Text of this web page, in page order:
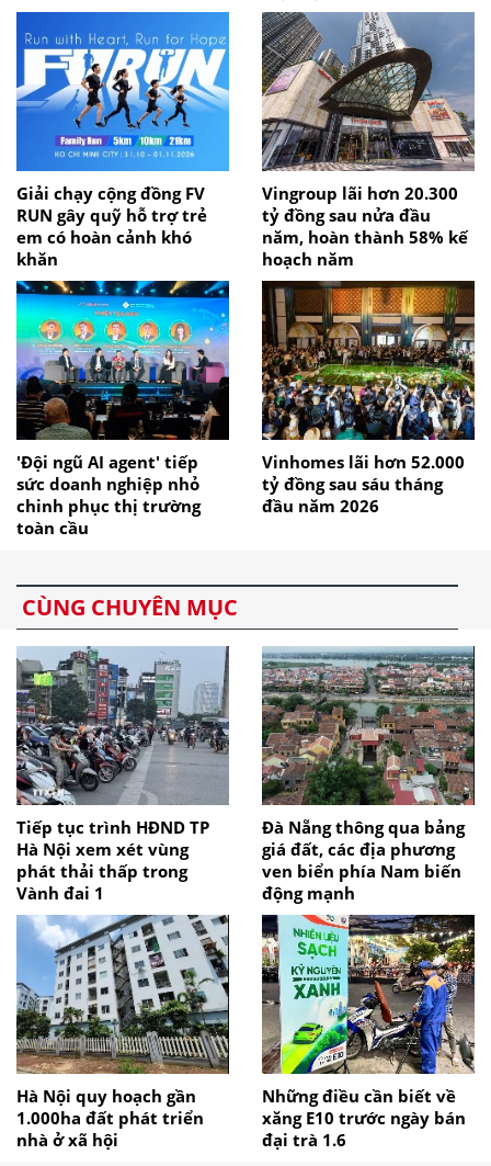
Giải chạy cộng đồng FV
RUN gây quỹ hỗ trợ trẻ
em có hoàn cảnh khó
khăn
Vingroup lãi hơn 20.300
tỷ đồng sau nửa đầu
năm, hoàn thành 58% kế
hoạch năm
'Đội ngũ AI agent' tiếp
sức doanh nghiệp nhỏ
chinh phục thị trường
toàn cầu
Vinhomes lãi hơn 52.000
tỷ đồng sau sáu tháng
đầu năm 2026
CÙNG CHUYÊN MỤC
Tiếp tục trình HĐND TP
Hà Nội xem xét vùng
phát thải thấp trong
Vành đai 1
Đà Nẵng thông qua bảng
giá đất, các địa phương
ven biển phía Nam biến
động mạnh
Hà Nội quy hoạch gần
1.000ha đất phát triển
nhà ở xã hội
Những điều cần biết về
xăng E10 trước ngày bán
đại trà 1.6